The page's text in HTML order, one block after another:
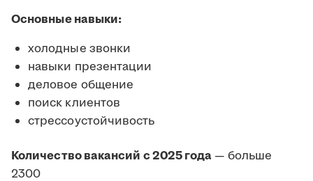
Основные навыки:
холодные звонки
навыки презентации
деловое общение
поиск клиентов
стрессоустойчивость
Количество вакансий с 2025 года — больше
2300